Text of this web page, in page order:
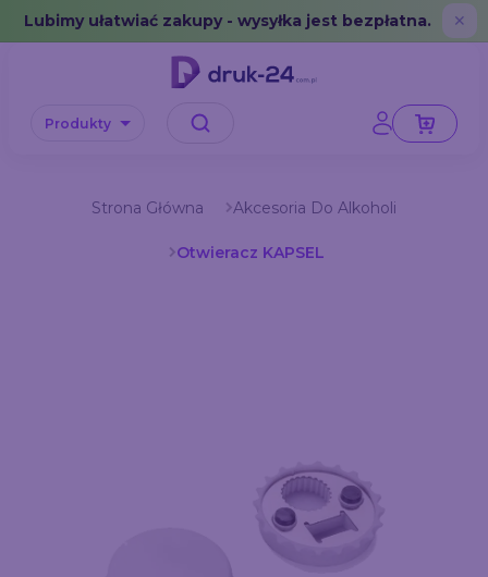
Error: No data in cache or invalid format
Lubimy ułatwiać zakupy - wysyłka jest bezpłatna. ✕
Produkty
Strona Główna Akcesoria Do Alkoholi
Otwieracz KAPSEL